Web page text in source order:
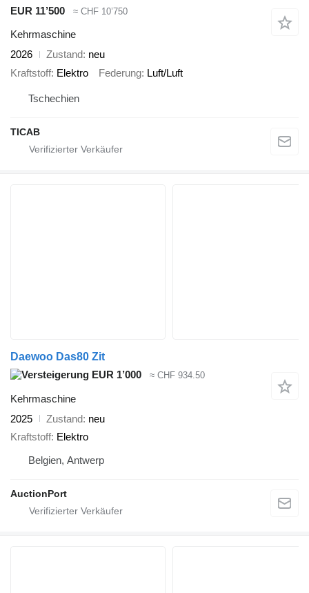
EUR 11’500 ≈ CHF 10’750
Kehrmaschine
2026
Zustand neu
Kraftstoff Elektro Federung Luft/Luft
Tschechien
TICAB
Daewoo Das80 Zit
EUR 1’000
≈ CHF 934.50
Kehrmaschine
2025
Zustand neu
Kraftstoff Elektro
Belgien, Antwerp
AuctionPort